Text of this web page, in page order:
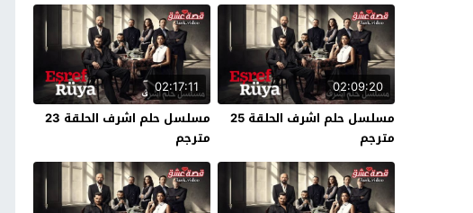
02:09:20
مسلسل حلم اشرف الحلقة 25
مترجم
02:17:11
مسلسل حلم اشرف الحلقة 23
مترجم